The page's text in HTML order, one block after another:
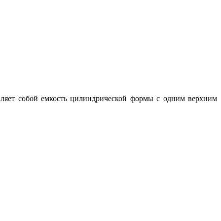
собой емкость цилиндрической формы с одним верхним